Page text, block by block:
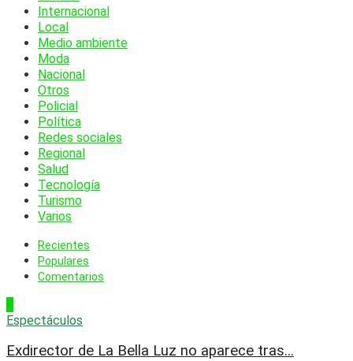
Internacional
Local
Medio ambiente
Moda
Nacional
Otros
Policial
Política
Redes sociales
Regional
Salud
Tecnología
Turismo
Varios
Recientes
Populares
Comentarios
Espectáculos
Exdirector de La Bella Luz no aparece tras...